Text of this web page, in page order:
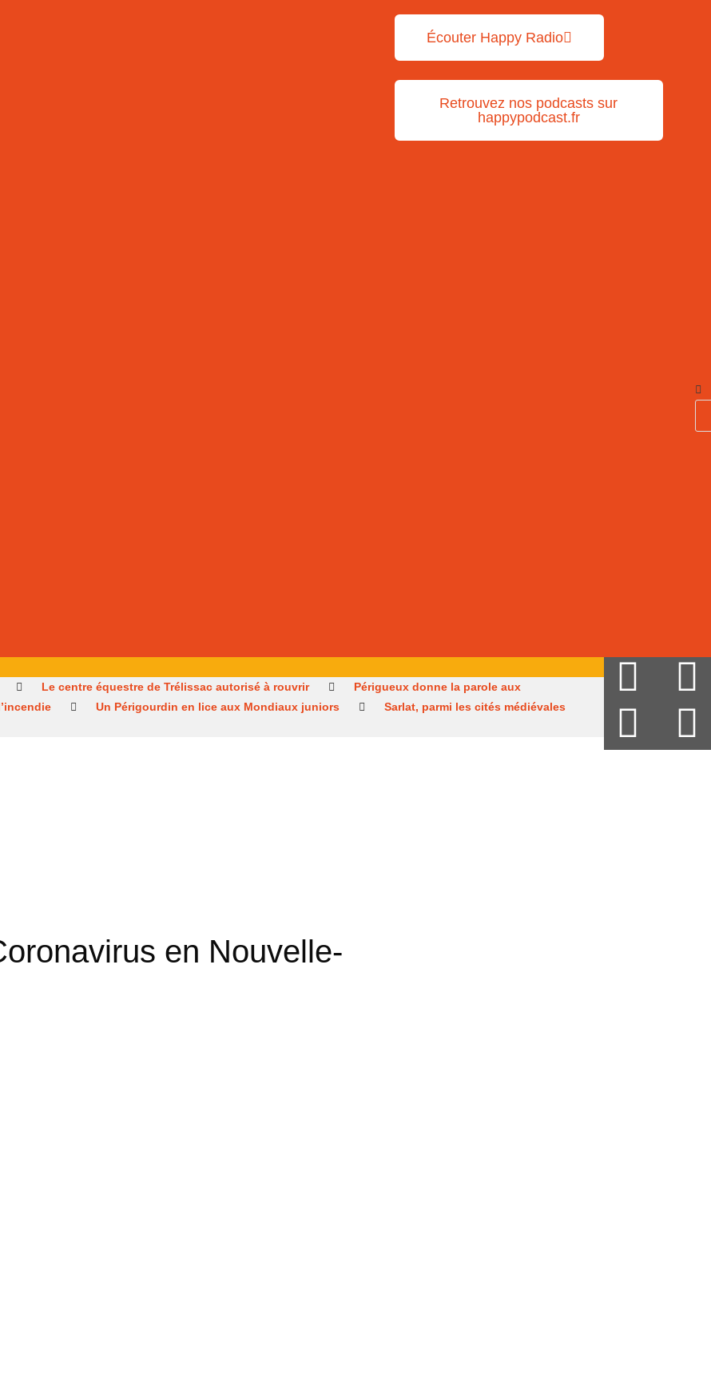
Écouter Happy Radio
Retrouvez nos podcasts sur
happypodcast.fr
Le centre équestre de Trélissac autorisé à rouvrir
Périgueux donne la parole aux
Un Périgourdin en lice aux Mondiaux juniors
Sarlat, parmi les cités médiévales
en Nouvelle-